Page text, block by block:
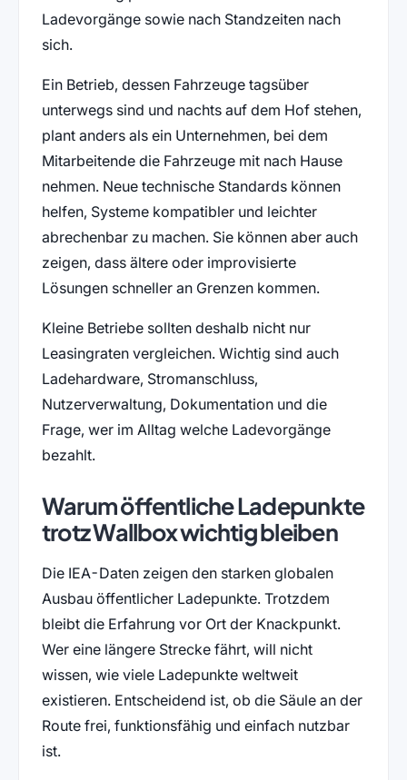
Ladevorgänge sowie nach Standzeiten nach
sich.
Ein Betrieb, dessen Fahrzeuge tagsüber
unterwegs sind und nachts auf dem Hof stehen,
plant anders als ein Unternehmen, bei dem
Mitarbeitende die Fahrzeuge mit nach Hause
nehmen. Neue technische Standards können
helfen, Systeme kompatibler und leichter
abrechenbar zu machen. Sie können aber auch
zeigen, dass ältere oder improvisierte
Lösungen schneller an Grenzen kommen.
Kleine Betriebe sollten deshalb nicht nur
Leasingraten vergleichen. Wichtig sind auch
Ladehardware, Stromanschluss,
Nutzerverwaltung, Dokumentation und die
Frage, wer im Alltag welche Ladevorgänge
bezahlt.
Warum öffentliche Ladepunkte
trotz Wallbox wichtig bleiben
Die IEA-Daten zeigen den starken globalen
Ausbau öffentlicher Ladepunkte. Trotzdem
bleibt die Erfahrung vor Ort der Knackpunkt.
Wer eine längere Strecke fährt, will nicht
wissen, wie viele Ladepunkte weltweit
existieren. Entscheidend ist, ob die Säule an der
Route frei, funktionsfähig und einfach nutzbar
ist.